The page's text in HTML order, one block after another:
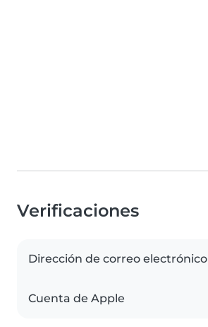
Verificaciones
Dirección de correo electrónico
Cuenta de Apple